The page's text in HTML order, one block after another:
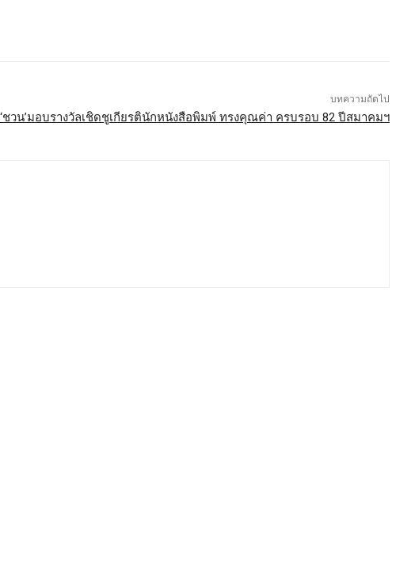
บทความถัดไป
‘ชวน’มอบรางวัลเชิดชูเกียรตินักหนังสือพิมพ์ ทรงคุณค่า ครบรอบ 82 ปีสมาคมฯ